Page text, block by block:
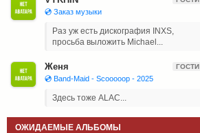
💿 Заказ музыки
Раз уж есть дискография INXS,
просьба выложить Michael...
Женя ГОСТИ
💿 Band-Maid - Scooooop - 2025
Здесь тоже ALAC...
ОЖИДАЕМЫЕ АЛЬБОМЫ